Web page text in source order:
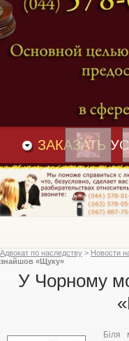
Оспаривание наследства
Адвокат наследственные
и Вакансии
ЗАКАЗАТЬ
Адвокат по наследству > Новости
знайшов «Щуку»
У Чорному
Біля